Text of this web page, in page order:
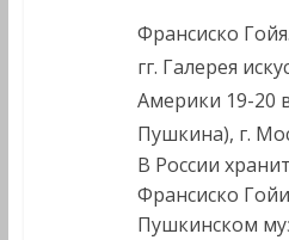
Франсиско
гг. Галерея
Америки 19-20
Пушкина), г.
В России
Франсиско
Пушкинском